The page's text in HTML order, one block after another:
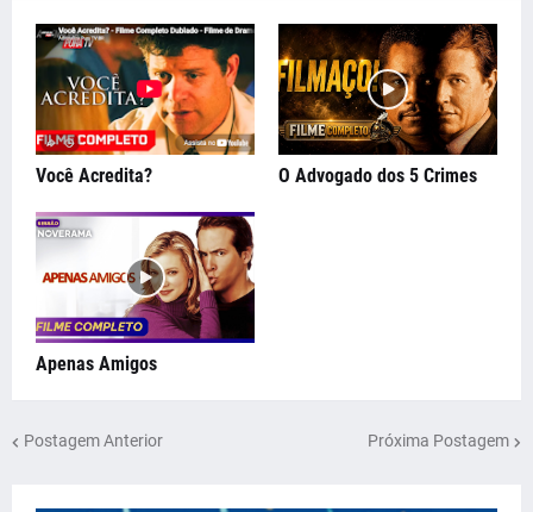
Você Acredita? O Advogado dos 5 Crimes
Apenas Amigos
Postagem Anterior Próxima Postagem